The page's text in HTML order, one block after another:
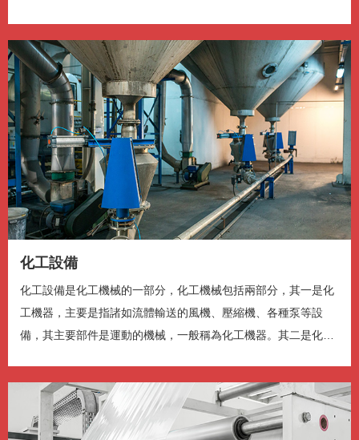
播放速度
2x
1.5x
1.25x
1x, 选择
0.5x
1x
节目段落
节目段落
描述
关闭描述 , 选择
字幕设定, 开启字幕设置弹窗
关闭字幕, 选择
音轨
全屏
化工設備
化工設備是化工機械的一部分，化工機械包括兩部分，其一是化
工機器，主要是指諸如流體輸送的風機、壓縮機、各種泵等設
備，其主要部件是運動的機械，一般稱為化工機器。其二是化工